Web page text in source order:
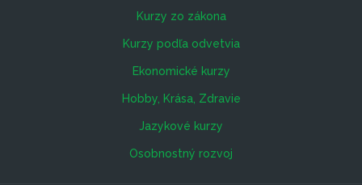
Kurzy zo zákona
Kurzy podľa odvetvia
Ekonomické kurzy
Hobby, Krása, Zdravie
Jazykové kurzy
Osobnostný rozvoj